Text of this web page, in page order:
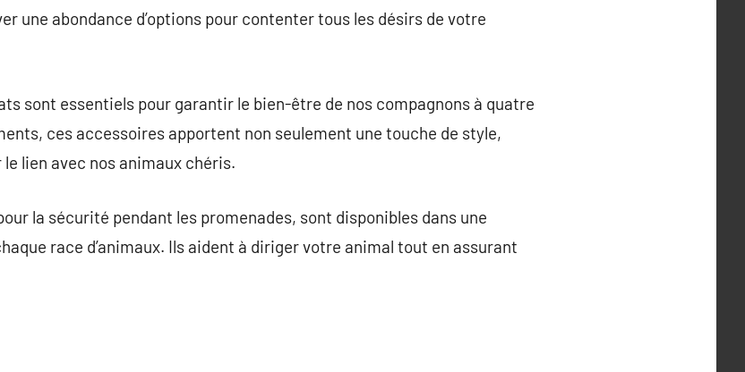
une abondance d’options pour contenter tous les désirs de votre
sont essentiels pour garantir le bien-être de nos compagnons à quatre
ces accessoires apportent non seulement une touche de style,
lien avec nos animaux chéris.
la sécurité pendant les promenades, sont disponibles dans une
race d’animaux. Ils aident à diriger votre animal tout en assurant